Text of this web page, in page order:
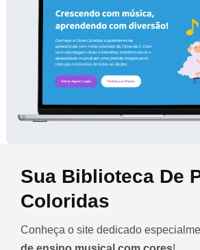
Sua Biblioteca De
Coloridas
Conheça o site dedicado